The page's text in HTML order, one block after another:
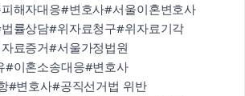
해자대응#변호사#서울이혼변호사
률상담#위자료청구#위자료기각
료증거#서울가정법원
#이혼소송대응#변호사
#변호사#공직선거법 위반